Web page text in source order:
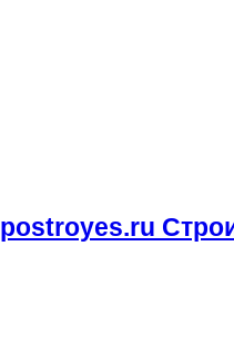
postroyes.ru